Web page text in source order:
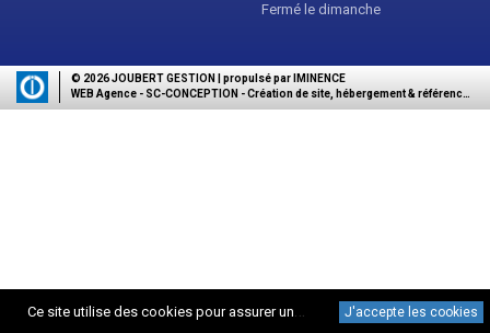
Fermé le dimanche
© 2026JOUBERT GESTION | propulsé par
IMINENCE
WEB Agence - SC-CONCEPTION - Création de site, hébergement & référencement
C
e site utilise des cookies pour assurer une meilleure expérience de navigation. J'accepte les cookies